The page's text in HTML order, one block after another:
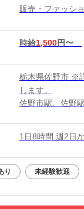
販売・ファッシ
時給1,500円〜
栃木県佐野市 ※
します。
佐野市駅、佐野駅
1日8時間 週2日
り 未経験歓迎